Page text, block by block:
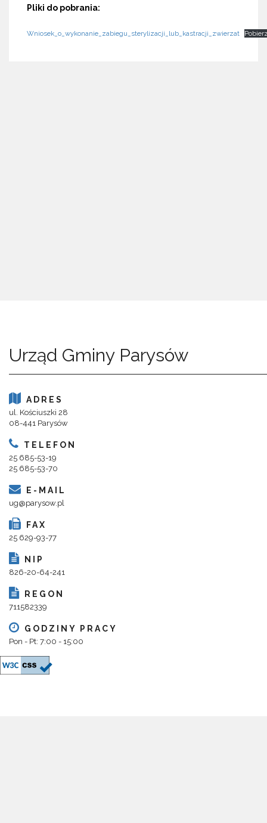
Pliki do pobrania:
Wniosek_o_wykonanie_zabiegu_sterylizacji_lub_kastracji_zwierzat
Urząd Gminy Parysów
ADRES
ul. Kościuszki 28
08-441 Parysów
TELEFON
25 685-53-19
25 685-53-70
E-MAIL
ug@parysow.pl
FAX
25 629-93-77
NIP
826-20-64-241
REGON
711582339
GODZINY PRACY
Pon - Pt: 7:00 - 15:00